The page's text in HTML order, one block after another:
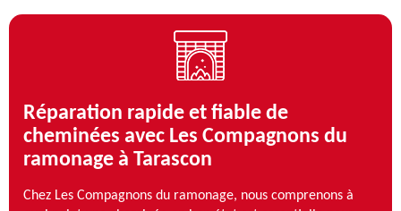
Réparation rapide et fiable de
cheminées avec Les Compagnons du
ramonage à Tarascon
Chez Les Compagnons du ramonage, nous comprenons à